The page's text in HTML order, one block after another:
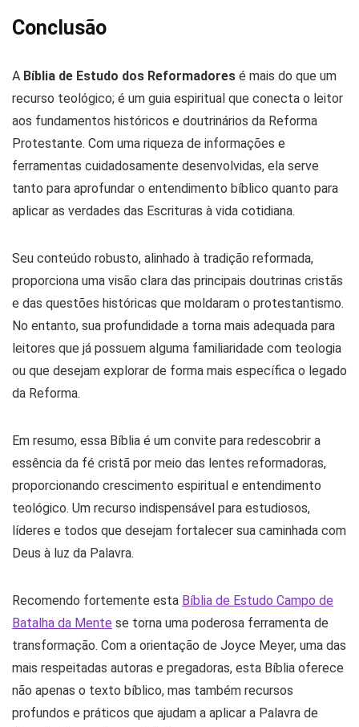
Conclusão
A Bíblia de Estudo dos Reformadores é mais do que um
recurso teológico; é um guia espiritual que conecta o leitor
aos fundamentos históricos e doutrinários da Reforma
Protestante. Com uma riqueza de informações e
ferramentas cuidadosamente desenvolvidas, ela serve
tanto para aprofundar o entendimento bíblico quanto para
aplicar as verdades das Escrituras à vida cotidiana.
Seu conteúdo robusto, alinhado à tradição reformada,
proporciona uma visão clara das principais doutrinas cristãs
e das questões históricas que moldaram o protestantismo.
No entanto, sua profundidade a torna mais adequada para
leitores que já possuem alguma familiaridade com teologia
ou que desejam explorar de forma mais específica o legado
da Reforma.
Em resumo, essa Bíblia é um convite para redescobrir a
essência da fé cristã por meio das lentes reformadoras,
proporcionando crescimento espiritual e entendimento
teológico. Um recurso indispensável para estudiosos,
líderes e todos que desejam fortalecer sua caminhada com
Deus à luz da Palavra.
Recomendo fortemente esta Bíblia de Estudo Campo de
Batalha da Mente se torna uma poderosa ferramenta de
transformação. Com a orientação de Joyce Meyer, uma das
mais respeitadas autoras e pregadoras, esta Bíblia oferece
não apenas o texto bíblico, mas também recursos
profundos e práticos que ajudam a aplicar a Palavra de